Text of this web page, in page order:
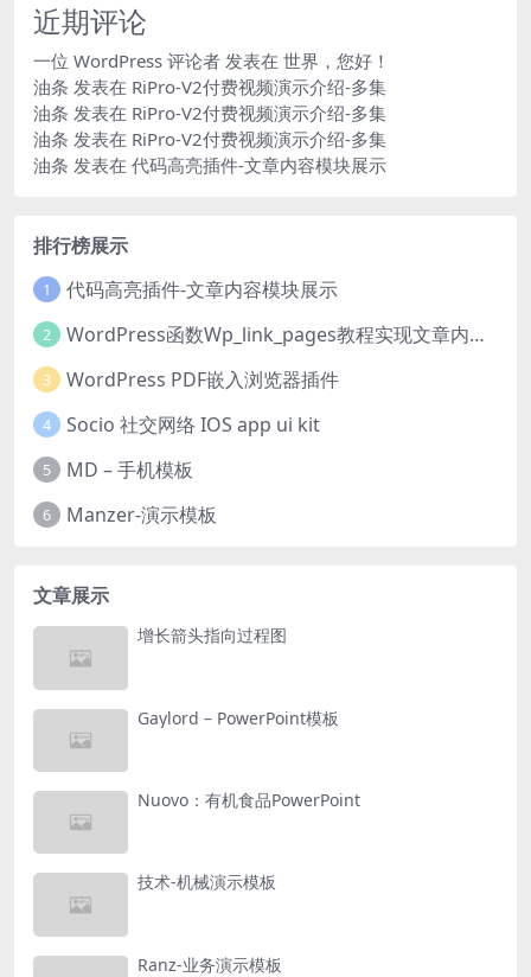
近期评论
一位 WordPress 评论者 发表在 世界，您好！
油条 发表在 RiPro-V2付费视频演示介绍-多集
油条 发表在 RiPro-V2付费视频演示介绍-多集
油条 发表在 RiPro-V2付费视频演示介绍-多集
油条 发表在 代码高亮插件-文章内容模块展示
排行榜展示
1 代码高亮插件-文章内容模块展示
2 WordPress函数Wp_link_pages教程实现文章内容分页
3 WordPress PDF嵌入浏览器插件
4 Socio 社交网络 IOS app ui kit
5 MD – 手机模板
6 Manzer-演示模板
文章展示
增长箭头指向过程图
Gaylord – PowerPoint模板
Nuovo：有机食品PowerPoint
技术-机械演示模板
Ranz-业务演示模板